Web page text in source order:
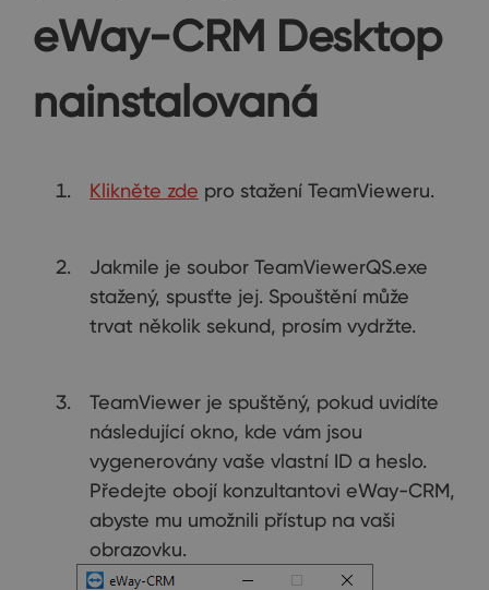
eWay-CRM Desktop
nainstalovaná
Klikněte zde pro stažení TeamVieweru.
Jakmile je soubor TeamViewerQS.exe
stažený, spusťte jej. Spouštění může
trvat několik sekund, prosím vydržte.
TeamViewer je spuštěný, pokud uvidíte
následující okno, kde vám jsou
vygenerovány vaše vlastní ID a heslo.
Předejte obojí konzultantovi eWay-CRM,
abyste mu umožnili přístup na vaši
obrazovku.